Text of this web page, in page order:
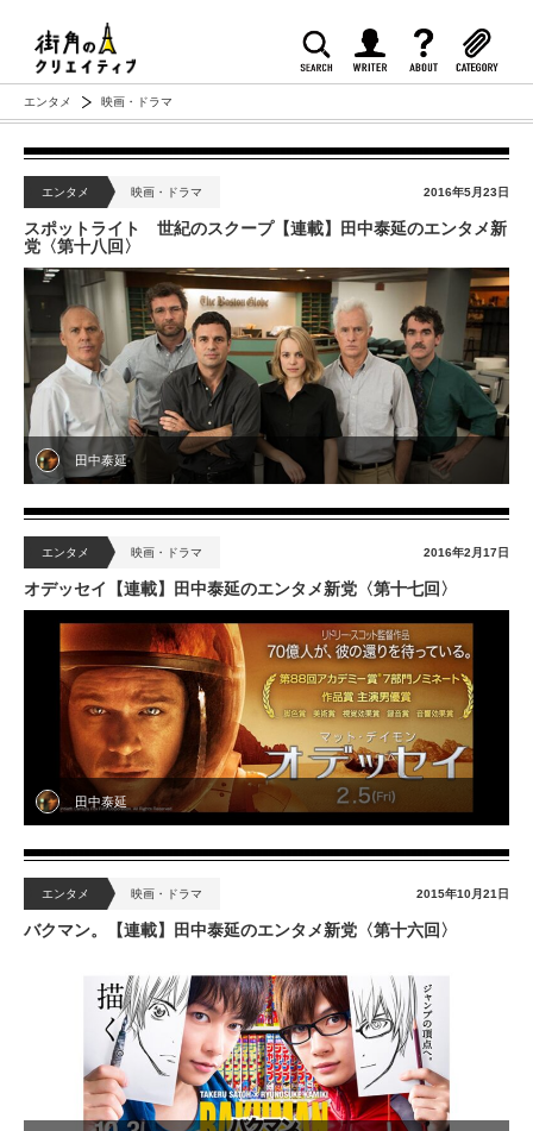
エンタメ 映画・ドラマ
エンタメ 映画・ドラマ 2016年5月23日
スポットライト 世紀のスクープ【連載】田中泰延のエンタメ新
党〈第十八回〉
田中泰延
エンタメ 映画・ドラマ 2016年2月17日
オデッセイ【連載】田中泰延のエンタメ新党〈第十七回〉
田中泰延
エンタメ 映画・ドラマ 2015年10月21日
バクマン。【連載】田中泰延のエンタメ新党〈第十六回〉